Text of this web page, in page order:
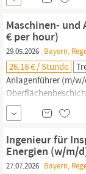
Sicherheitsleitstelle
Maschinen- und
€ per hour)
29.05.2026 Bayern,
26,18 € / Stunde
Anlagenführer (m/
ausgelöst? Unser
hochwertige
Sicherheitsorgen.
Ingenieur für
Energien (w/m/
27.07.2026 Bayern,